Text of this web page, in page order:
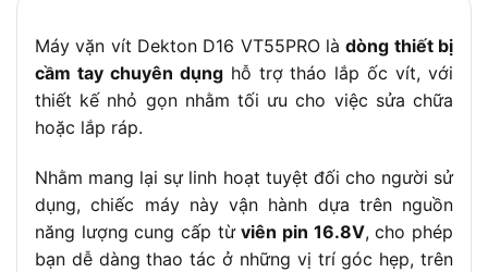
Phụ kiện đi kèm
2 pin 2.0Ah, 1 sạc, 1 túi đựng
Bảo hành
6 tháng
Xuất xứ
Máy vặn vít Dekton D16 VT55PRO làdòng thiết bị
cầm tay chuyên dụnghỗ trợ tháo lắp ốc vít, với
thiết kế nhỏ gọn nhằm tối ưu cho việc sửa chữa
hoặc lắp ráp.
Nhằm mang lại sự linh hoạt tuyệt đối cho người sử
dụng, chiếc máy này vận hành dựa trên nguồn
năng lượng cung cấp từviên pin 16.8V, cho phép
bạn dễ dàng thao tác ở những vị trí góc hẹp, trên